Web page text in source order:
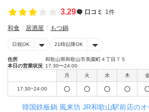
3.29
口コミ 1件
和食 居酒屋 もつ鍋
日祝OK 21時以降OK
住所
和歌山県和歌山市美園町４丁目７５
本日の営業状況 17:30〜24:00
月
火 水 木
17:30~24:00
韓国鉄板鍋 風来坊 JR和歌山駅前店のオ